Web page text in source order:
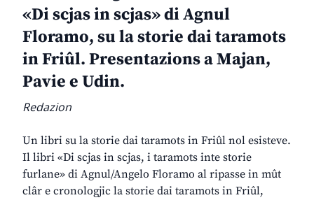
«Di scjas in scjas» di Agnul
Floramo, su la storie dai taramots
in Friûl. Presentazions a Majan,
Pavie e Udin.
Redazion
Un libri su la storie dai taramots in Friûl nol esisteve.
Il libri «Di scjas in scjas, i taramots inte storie
furlane» di Agnul/Angelo Floramo al ripasse in mût
clâr e cronologjic la storie dai taramots in Friûl,